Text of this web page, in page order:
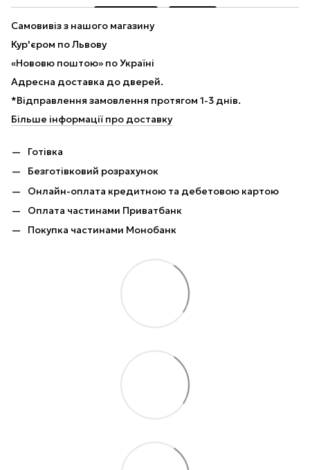
Самовивіз з нашого магазину
Кур'єром по Львову
«Нововю поштою» по Україні
Адресна доставка до дверей.
*Відправлення замовлення протягом 1-3 днів.
Більше інформації про доставку
Готівка
Безготівковий розрахунок
Онлайн-оплата кредитною та дебетовою картою
Оплата частинами Приватбанк
Покупка частинами Монобанк